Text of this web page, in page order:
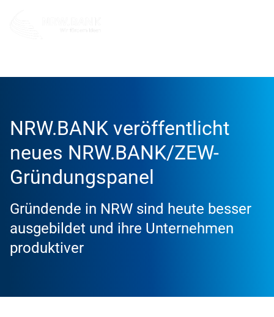
NRW.BANK veröffentlicht
neues NRW.BANK/ZEW-
Gründungspanel
Gründende in NRW sind heute besser
ausgebildet und ihre Unternehmen
produktiver